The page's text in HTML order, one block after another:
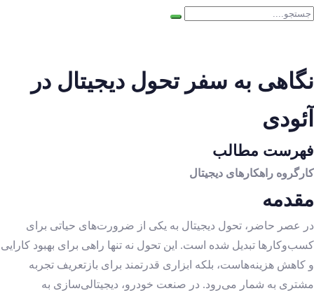
نگاهی به سفر تحول دیجیتال در
آئودی
فهرست مطالب
کارگروه راهکارهای دیجیتال
مقدمه
در عصر حاضر، تحول دیجیتال به یکی از ضرورت‌های حیاتی برای
کسب‌وکارها تبدیل شده است. این تحول نه تنها راهی برای بهبود کارایی
و کاهش هزینه‌هاست، بلکه ابزاری قدرتمند برای بازتعریف تجربه
مشتری به شمار می‌رود. در صنعت خودرو، دیجیتالی‌سازی به